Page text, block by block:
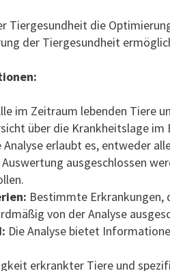
Tiergesundheit die
der Tiergesundheit
im Zeitraum lebenden Tiere
über die Krankheitslage im
Analyse erlaubt es, entweder
ausgeschlossen
Bestimmte Erkrankungen,
von der Analyse
Die Analyse bietet
erkrankter Tiere und